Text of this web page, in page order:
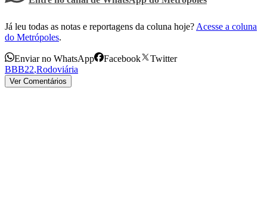
Já leu todas as notas e reportagens da coluna hoje? Acesse a coluna
do Metrópoles.
Enviar no WhatsApp Facebook
Twitter
BBB22,Rodoviária
Ver Comentários